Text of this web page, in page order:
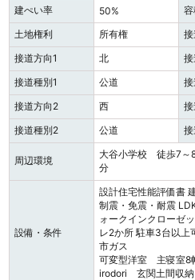
建ぺい率
50%
土地権利
所有権
接道方向1
北
接道種別1
公道
接道方向2
西
接道種別2
公道
周辺環境
大谷小学校 徒歩7
分
設備・条件
設計住宅性能評価書
制震・免震・耐震
ォークインクローゼッ
レ2か所 駐車3台以上
市ガス
可変型洋室 主寝室8
irodori 玄関土間